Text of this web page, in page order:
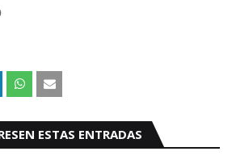
ESTAS ENTRADAS